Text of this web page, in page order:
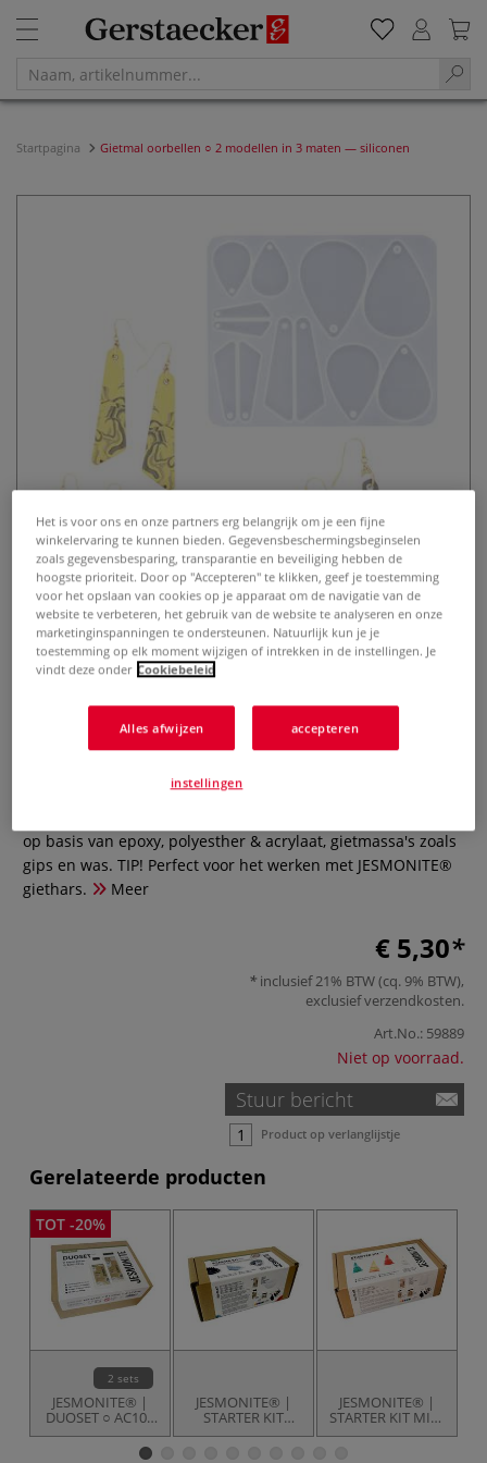
Startpagina Gietmal oorbellen ○ 2 modellen in 3 maten — siliconen
Gietmal oorbellen ○ 2 modellen in
3 maten — siliconen
0 Beoordeling
Deze flexibele siliconen gietmal — oorbellen in twee
op basis van epoxy, polyesther & acrylaat, gietmassa's zoals
gips en was. TIP! Perfect voor het werken met JESMONITE®
giethars.
Meer
€ 5,30
inclusief 21% BTW (cq. 9% BTW),
exclusiefverzendkosten.
Art.No.: 59889
Niet op voorraad.
Stuur bericht
Product op verlanglijstje
Gerelateerde producten
TOT -20%
2 sets
JESMONITE® |
DUOSET ○ AC100
+ BASE — 2-sets
JESMONITE® |
STARTER KIT
MICRO ○ AC 100 +
JESMONITE® |
STARTER KIT MINI
○ AC 100 + BASE
Het is voor ons en onze partners erg belangrijk om je een fijne
winkelervaring te kunnen bieden. Gegevensbeschermingsbeginselen
zoals gegevensbesparing, transparantie en beveiliging hebben de
hoogste prioriteit. Door op "Accepteren" te klikken, geef je toestemming
voor het opslaan van cookies op je apparaat om de navigatie van de
website te verbeteren, het gebruik van de website te analyseren en onze
marketinginspanningen te ondersteunen. Natuurlijk kun je je
toestemming op elk moment wijzigen of intrekken in de instellingen. Je
vindt deze onder Cookiebeleid
Alles afwijzen accepteren
instellingen